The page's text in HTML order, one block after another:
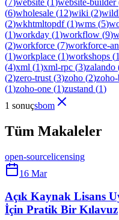
(6)wholesale (12)wiki (2)
(2)wkhtmltopdf(1)wms (5)
(1)workday (1)workflow (9)
(2)workforce (7)workforce-
(1)workplace (1)workshops (1
(4)xml (1)xml-rpc (3)zalando
(2)zero-trust (3)zoho (2)
(1)zoho-one (1)zustand (1)
1 sonuçsbom
Tüm Makaleler
open-sourcelicensing
16 Mar
Açık Kaynak Lisans
İçin Pratik Bir Kılavuz